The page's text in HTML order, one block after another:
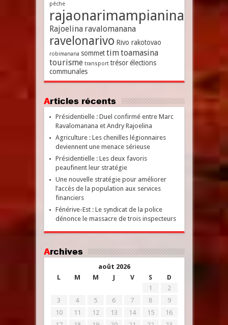
pêche
rajaonarimampianina
Rajoelina ravalomanana
ravelonarivo Rivo rakotovao
robimanana sommet timtoamasina
tourisme transport trésor élections
communales
Articles récents
Présidentielle : Duel confirmé entre Marc
Ravalomanana et Andry Rajoelina
Agriculture : Les chenilles légionnaires
deviennent une menace sérieuse
Présidentielle : Les deux favoris
peaufinent leur stratégie
Une nouvelle stratégie pour améliorer
l’accès de la population aux services
financiers
Fénérive-Est : Le syndicat de la police
dénonce le massacre de trois inspecteurs
Archives
août 2026
L
M M J V S D
1
2
3
4 5 6 7 8
9
10
11 12 13 14 15
16